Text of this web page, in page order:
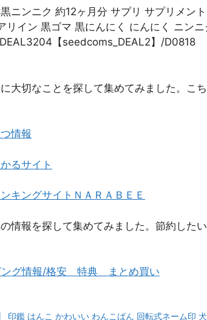
ニンニク 約12ヶ月分 サプリ サプリメン
リイン 黒ゴマ 黒にんにく にんにく ニンニ
【seedcoms_DEAL2】/D0818
大切なことを探して集めてみました。こ
情報
るサイト
キングサイトＮＡＲＡＢＥＥ
情報を探して集めてみました。節約した
ング情報/格安 特典 まとめ買い
印鑑 はんこ かわいい わんこばん 回転式ネーム印